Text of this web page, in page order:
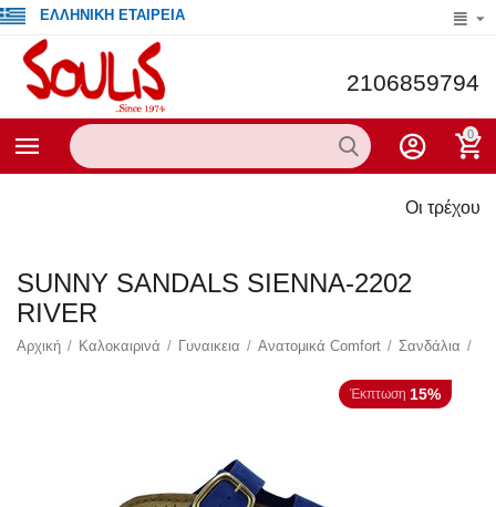
ΕΛΛΗΝΙΚΗ ΕΤΑΙΡΕΙΑ
2106859794
0
Οι τρέχουσες
SUNNY SANDALS SIENNA-2202
RIVER
Αρχική / Καλοκαιρινά / Γυναικεια / Ανατομικά Comfort / Σανδάλια /
Έκπτωση 15%